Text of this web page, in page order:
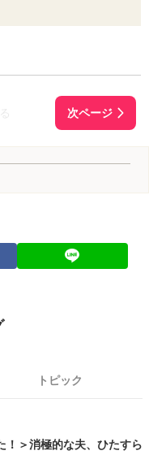
トピック
！＞消極的な夫、ひたすら